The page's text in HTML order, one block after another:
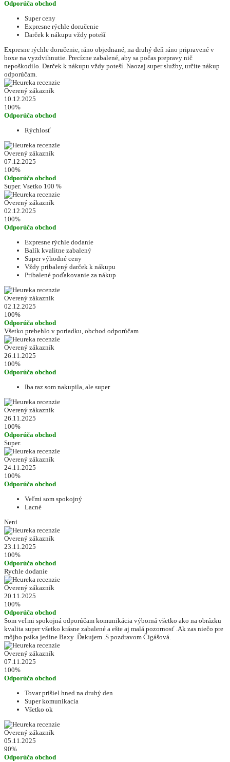
Odporúča obchod
Super ceny
Expresne rýchle doručenie
Darček k nákupu vždy poteší
Expresne rýchle doručenie, ráno objednané, na druhý deň ráno pripravené v
boxe na vyzdvihnutie. Precízne zabalené, aby sa počas prepravy nič
nepoškodilo. Darček k nákupu vždy poteší. Naozaj super služby, určite nákup
odporúčam.
Overený zákazník
10.12.2025
100%
Odporúča obchod
Rýchlosť
Overený zákazník
07.12.2025
100%
Odporúča obchod
Super. Vsetko 100 %
Overený zákazník
02.12.2025
100%
Odporúča obchod
Expresne rýchle dodanie
Balík kvalitne zabalený
Super výhodné ceny
Vždy pribalený darček k nákupu
Pribalené poďakovanie za nákup
Overený zákazník
02.12.2025
100%
Odporúča obchod
Všetko prebehlo v poriadku, obchod odporúčam
Overený zákazník
26.11.2025
100%
Odporúča obchod
Iba raz som nakupila, ale super
Overený zákazník
26.11.2025
100%
Odporúča obchod
Super.
Overený zákazník
24.11.2025
100%
Odporúča obchod
Veľmi som spokojný
Lacné
Neni
Overený zákazník
23.11.2025
100%
Odporúča obchod
Rychle dodanie
Overený zákazník
20.11.2025
100%
Odporúča obchod
Som veľmi spokojná odporúčam komunikácia výborná všetko ako na obrázku
kvalita super všetko krásne zabalené a ešte aj malá pozornosť .Ak zas niečo pre
môjho psíka jedine Baxy .Ďakujem .S pozdravom Čigášová.
Overený zákazník
07.11.2025
100%
Odporúča obchod
Tovar prišiel hned na druhý den
Super komunikacia
Všetko ok
Overený zákazník
05.11.2025
90%
Odporúča obchod